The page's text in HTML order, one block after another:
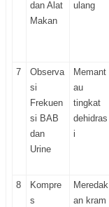
dan Alat
Makan
ulang
7
Observa
si
Frekuen
si BAB
dan
Urine
Memant
au
tingkat
dehidras
i
8
Kompre
s
Meredak
an kram